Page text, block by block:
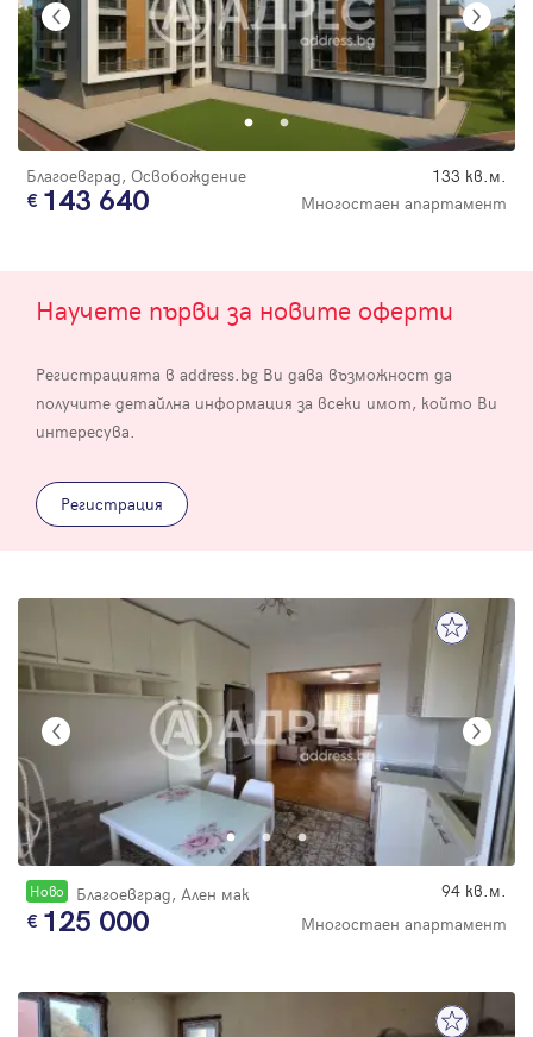
Благоевград, Освобождение 133 кв.м.
143 640 Многостаен апартамент
Научете първи за новите оферти
Регистрацията в address.bg Ви дава възможност да
получите детайлна информация за всеки имот, който Ви
интересува.
Регистрация
Новo Благоевград, Ален мак 94 кв.м.
125 000 Многостаен апартамент